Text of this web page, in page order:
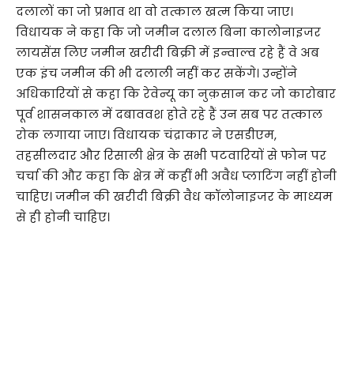
दलालों का जो प्रभाव था वो तत्काल खत्म किया जाए।
विधायक ने कहा कि जो जमीन दलाल बिना कालोनाइजर
लायसेंस लिए जमीन खरीदी बिक्री में इन्वाल्व रहे हैं वे अब
एक इंच जमीन की भी दलाली नहीं कर सकेंगे। उन्होंने
अधिकारियों से कहा कि रेवेन्यू का नुक़सान कर जो कारोबार
पूर्व शासनकाल में दबाववश होते रहे हैं उन सब पर तत्काल
रोक लगाया जाए। विधायक चंद्राकार ने एसडीएम,
तहसीलदार और रिसाली क्षेत्र के सभी पटवारियों से फोन पर
चर्चा की और कहा कि क्षेत्र में कहीं भी अवैध प्लाटिंग नहीं होनी
चाहिए। जमीन की खरीदी बिक्री वैध कॉलोनाइजर के माध्यम
से ही होनी चाहिए।